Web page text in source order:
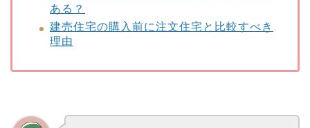
ある？
建売住宅の購入前に注文住宅と比較すべき
理由